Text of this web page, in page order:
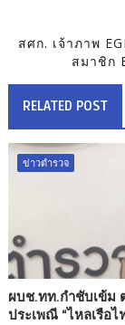
สศก. เจ้าภาพ
สมาชิก
RELATED POST
ข่าวตำรวจ
ผบช.ทท.กำชับเข้ม
ประเพณี “ไหลเรือ